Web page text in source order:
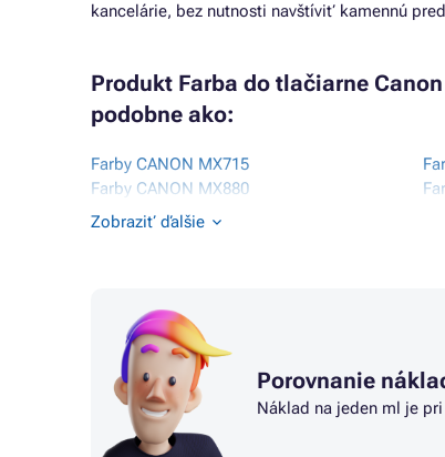
kancelárie, bez nutnosti navštíviť kamennú
Produkt Farba do tlačiarne
podobne ako:
Farby CANON MX715
Farby CANON MX880
Farby CANON MX885
Farby CANON PIXMA IP4950
Farby CANON PIXMA IX6500
Zobraziť ďalšie
Porovnanie
Náklad na jeden ml je